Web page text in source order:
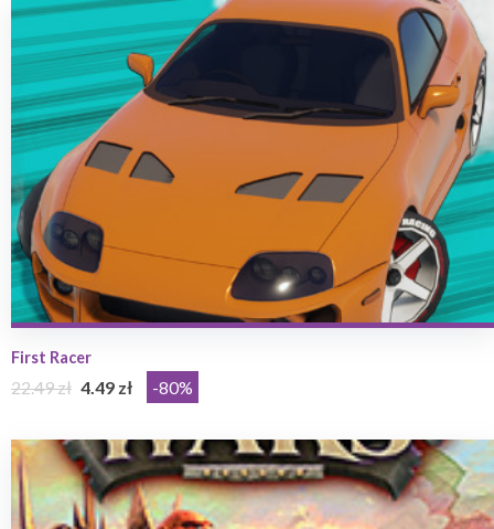
First Racer
22.49 zł 4.49 zł -80%